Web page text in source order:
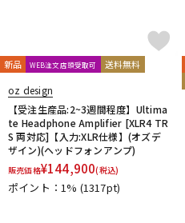
新品 WEB注文店頭受取可 送料無料
oz design
【受注生産品:2~3週間程度】Ultima
te Headphone Amplifier [XLR4 TR
S 両対応]【入力:XLR仕様】(オズデ
ザイン)(ヘッドフォンアンプ)
販売価格¥144,900(税込)
ポイント：1% (1317pt)